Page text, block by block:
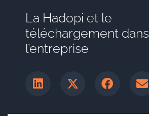
La Hadopi et le
téléchargement dans
l’entreprise